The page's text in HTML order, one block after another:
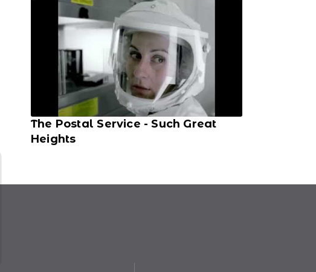
The Postal Service - Such Great
Heights